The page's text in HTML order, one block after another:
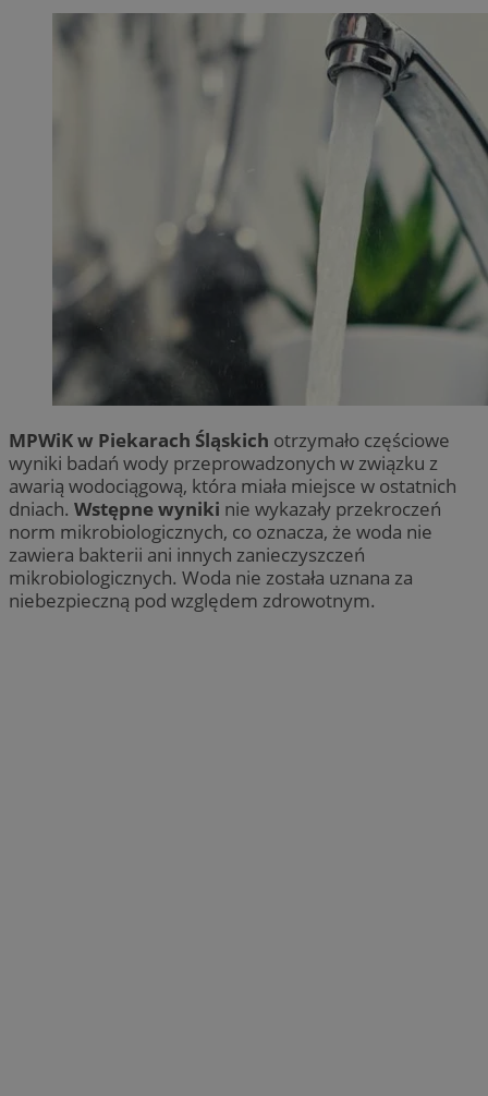
MPWiK w Piekarach Śląskich otrzymało częściowe
wyniki badań wody przeprowadzonych w związku z
awarią wodociągową, która miała miejsce w ostatnich
dniach. Wstępne wyniki nie wykazały przekroczeń
norm mikrobiologicznych, co oznacza, że woda nie
zawiera bakterii ani innych zanieczyszczeń
mikrobiologicznych. Woda nie została uznana za
niebezpieczną pod względem zdrowotnym.